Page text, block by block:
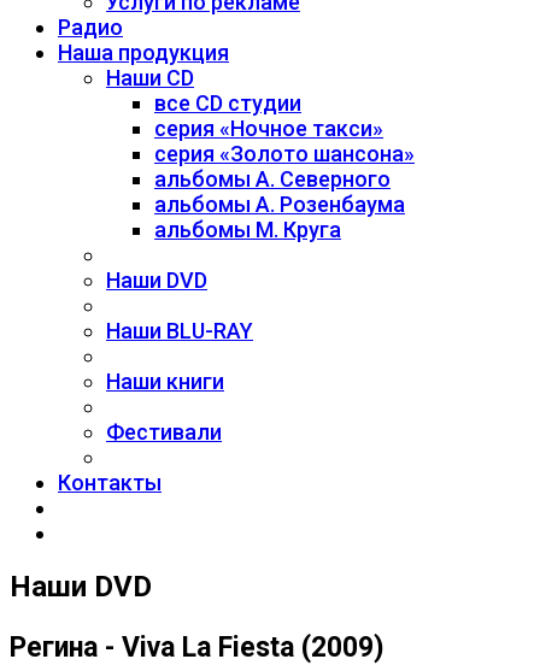
Радио
Наша продукция
Наши CD
все CD студии
серия «Ночное такси»
серия «Золото шансона»
альбомы А. Северного
альбомы А. Розенбаума
альбомы М. Круга
Наши DVD
Наши BLU-RAY
Наши книги
Фестивали
Контакты
Наши DVD
Регина - Viva La Fiesta (2009)